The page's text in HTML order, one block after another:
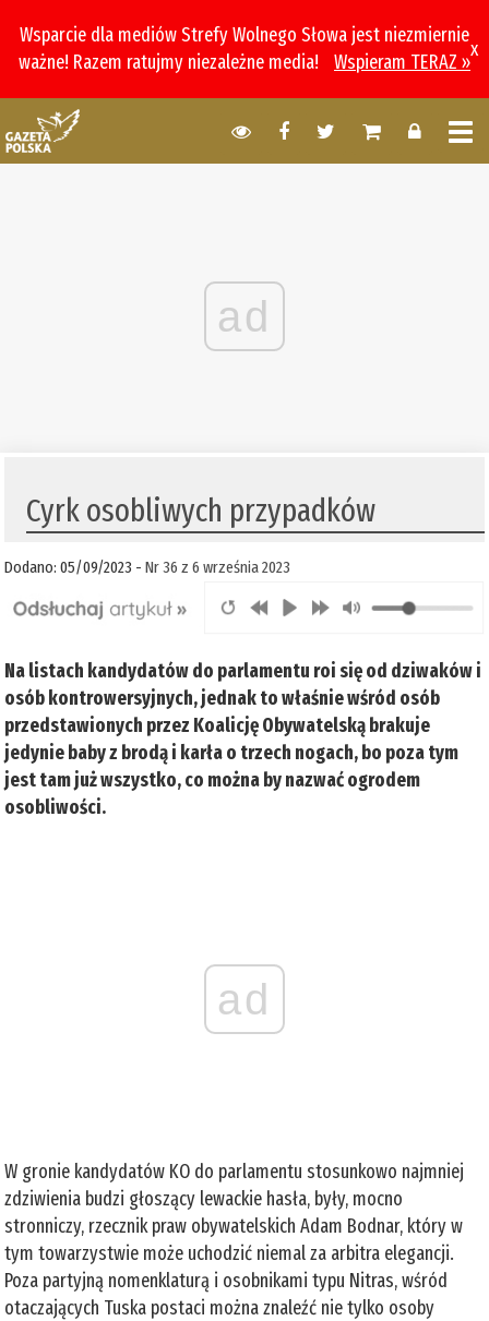
Wsparcie dla mediów Strefy Wolnego Słowa jest niezmiernie
ważne! Razem ratujmy niezależne media!
Wspieram TERAZ »
x
ad
Cyrk osobliwych przypadków
Dodano: 05/09/2023 -Nr 36 z 6 września 2023
Na listach kandydatów do parlamentu roi się od dziwaków i
osób kontrowersyjnych, jednak to właśnie wśród osób
przedstawionych przez Koalicję Obywatelską brakuje
jedynie baby z brodą i karła o trzech nogach, bo poza tym
jest tam już wszystko, co można by nazwać ogrodem
osobliwości.
ad
W gronie kandydatów KO do parlamentu stosunkowo najmniej
zdziwienia budzi głoszący lewackie hasła, były, mocno
stronniczy, rzecznik praw obywatelskich Adam Bodnar, który w
tym towarzystwie może uchodzić niemal za arbitra elegancji.
Poza partyjną nomenklaturą i osobnikami typu Nitras, wśród
otaczających Tuska postaci można znaleźć nie tylko osoby